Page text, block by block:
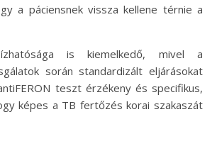
a páciensnek vissza kellene térnie a
is kiemelkedő, mivel a
során standardizált eljárásokat
teszt érzékeny és specifikus,
képes a TB fertőzés korai szakaszát